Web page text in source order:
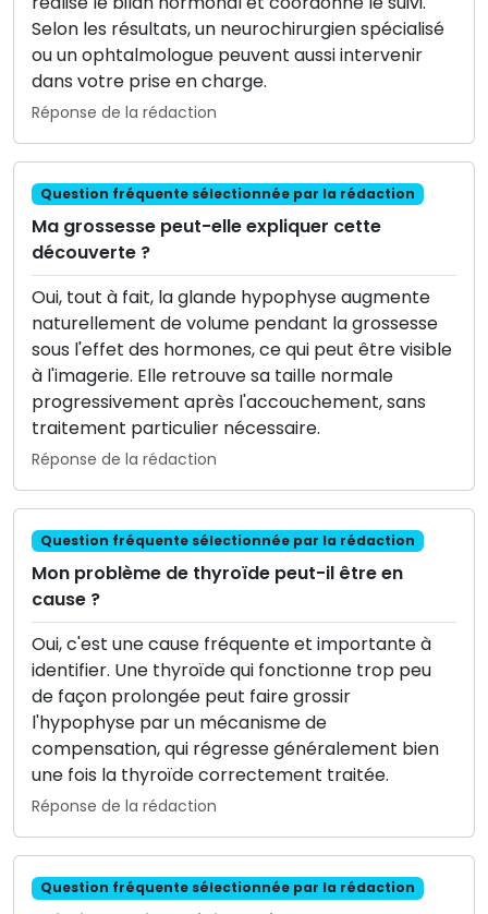
Selon les résultats, un neurochirurgien spécialisé
ou un ophtalmologue peuvent aussi intervenir
dans votre prise en charge.
Réponse de la rédaction
Question fréquente sélectionnée par la rédaction
Ma grossesse peut-elle expliquer cette
découverte ?
Oui, tout à fait, la glande hypophyse augmente
naturellement de volume pendant la grossesse
sous l'effet des hormones, ce qui peut être visible
à l'imagerie. Elle retrouve sa taille normale
progressivement après l'accouchement, sans
traitement particulier nécessaire.
Réponse de la rédaction
Question fréquente sélectionnée par la rédaction
Mon problème de thyroïde peut-il être en
cause ?
Oui, c'est une cause fréquente et importante à
identifier. Une thyroïde qui fonctionne trop peu
de façon prolongée peut faire grossir
l'hypophyse par un mécanisme de
compensation, qui régresse généralement bien
une fois la thyroïde correctement traitée.
Réponse de la rédaction
Question fréquente sélectionnée par la rédaction